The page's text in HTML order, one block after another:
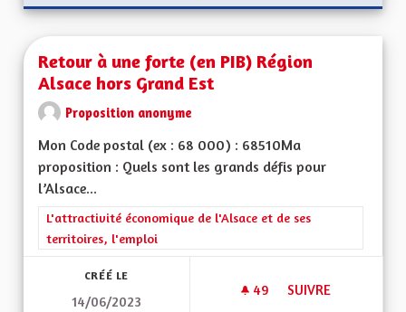
Retour à une forte (en PIB) Région
Alsace hors Grand Est
Proposition anonyme
Mon Code postal (ex : 68 000) : 68510Ma
proposition : Quels sont les grands défis pour
l’Alsace...
Filtrer les résultats de la catégorie : L'attractivité
L'attractivité économique de l'Alsace et de ses
territoires, l'emploi
CRÉÉ LE
14/06/2023
49 49 ABONNÉS
SUIVRE